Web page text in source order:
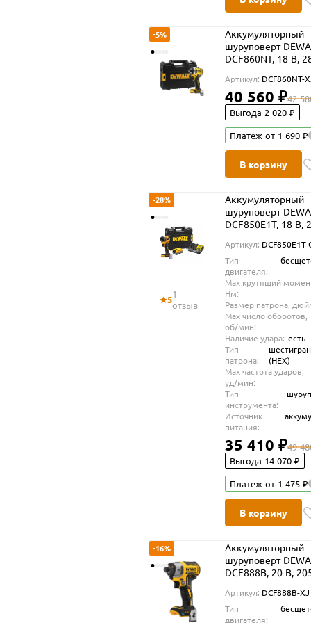
-5%
Аккумуляторный
шуруповерт
DCF860NT, 18 В,
АКБ и ЗУ, в кейсе
TSTAK
Артикул: DCF860NT-
40 560 ₽42
Выгода 2 020 ₽
Платеж от 1 690 ₽
В корзину
-28%
51
отзыв
Аккумуляторный
шуруповерт
DCF850E1T, 18 В,
1.7 Ач и ЗУ, в
TSTAK
Артикул: DCF850E1T-
Тип
двигателя:
Max крутящий
Нм:
Размер патрона,
Max число оборотов,
об/мин:
Наличие удара: есть
Тип
патрона:
(HEX)
Max частота ударов,
уд/мин:
Тип
инструмента:
Источник
питания:
35 410 ₽49
Выгода 14 070 ₽
Платеж от 1 475 ₽
В корзину
-16%
Аккумуляторный
шуруповерт
DCF888B, 20 В,
ЗУ (DCF888B-XJ)
Артикул: DCF888B-XJ
Тип
двигателя: